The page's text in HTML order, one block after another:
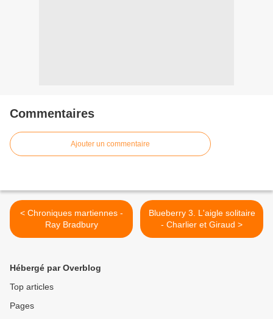
Commentaires
Ajouter un commentaire
< Chroniques martiennes -
Ray Bradbury
Blueberry 3. L'aigle solitaire
- Charlier et Giraud >
Hébergé par Overblog
Top articles
Pages